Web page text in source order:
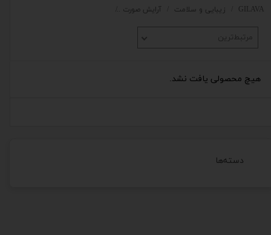
دسته‌ها
GILAVA زیبایی و سلامت آرایش صورت
مرتبط‌ترین
هیچ محصولی یافت نشد.